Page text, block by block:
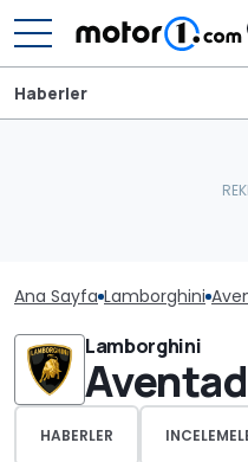
Haberler
Ana Sayfa Lamborghini
Lamborghini
HABERLER